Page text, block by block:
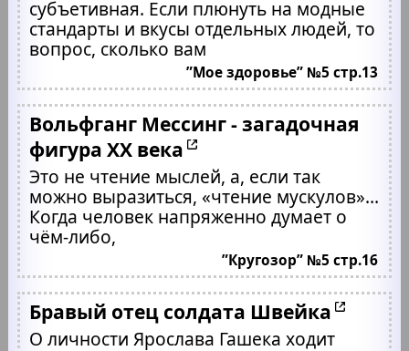
субъетивная. Если плюнуть на модные
стандарты и вкусы отдельных людей, то
вопрос, сколько вам
”Мое здоровье” №5 стр.13
Вольфганг Мессинг - загадочная
фигура XX века
Это не чтение мыслей, а, если так
можно выразиться, «чтение мускулов»…
Когда человек напряженно думает о
чём-либо,
”Кругозор” №5 стр.16
Бравый отец солдата Швейка
О личности Ярослава Гашека ходит